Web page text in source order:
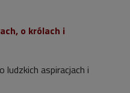
o królach i
aspiracjach i